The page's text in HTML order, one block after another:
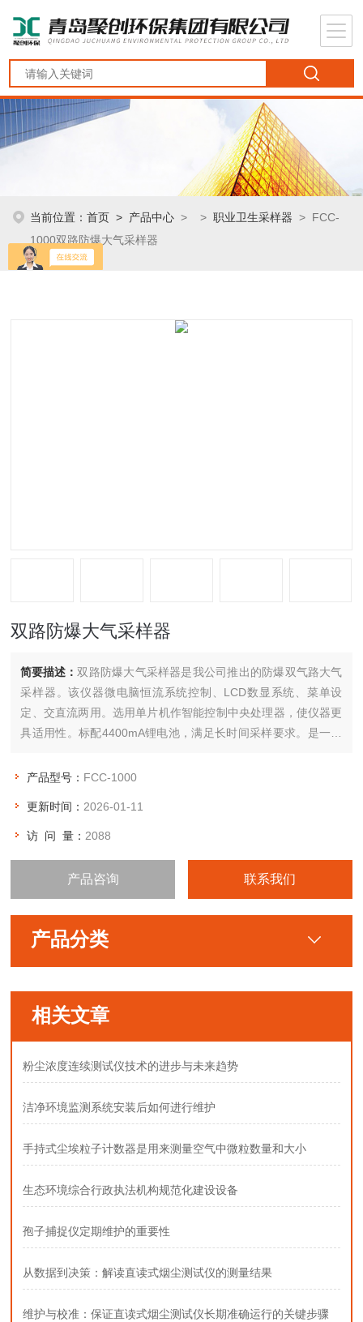
当前位置：首页 > 产品中心 > >职业卫生采样器 > FCC-
1000双路防爆大气采样器
双路防爆大气采样器
简要描述：双路防爆大气采样器是我公司推出的防爆双气路大气
采样器。该仪器微电脑恒流系统控制、LCD数显系统、菜单设
定、交直流两用。选用单片机作智能控制中央处理器，使仪器更
具适用性。标配4400mA锂电池，满足长时间采样要求。是一种
为实用的双路防爆大气采样仪器。
产品型号： FCC-1000
更新时间： 2026-01-11
访 问 量： 2088
产品咨询 联系我们
产品分类
相关文章
粉尘浓度连续测试仪技术的进步与未来趋势
洁净环境监测系统安装后如何进行维护
手持式尘埃粒子计数器是用来测量空气中微粒数量和大小
生态环境综合行政执法机构规范化建设设备
孢子捕捉仪定期维护的重要性
从数据到决策：解读直读式烟尘测试仪的测量结果
维护与校准：保证直读式烟尘测试仪长期准确运行的关键步骤